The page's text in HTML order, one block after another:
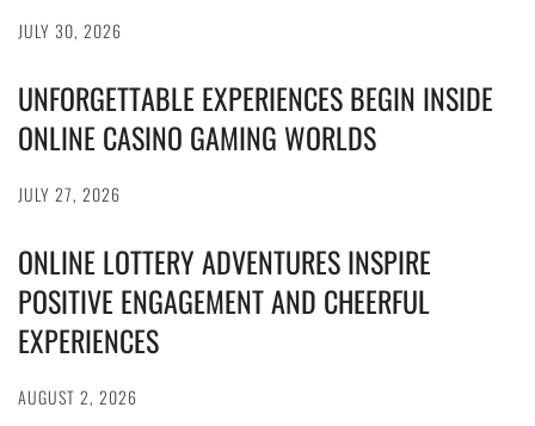
JULY 30, 2026
UNFORGETTABLE EXPERIENCES BEGIN INSIDE
ONLINE CASINO GAMING WORLDS
JULY 27, 2026
ONLINE LOTTERY ADVENTURES INSPIRE
POSITIVE ENGAGEMENT AND CHEERFUL
EXPERIENCES
AUGUST 2, 2026